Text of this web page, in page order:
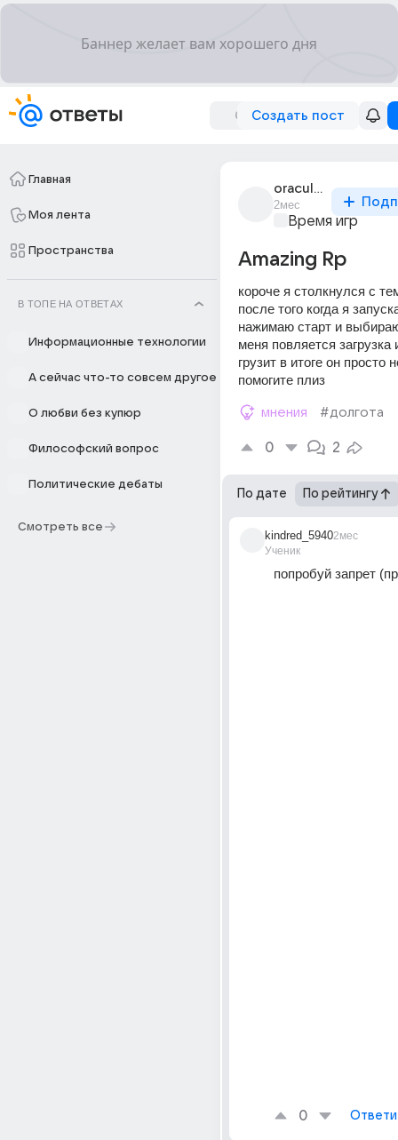
Создать пост
Главная
Моя лента
Пространства
В ТОПЕ НА ОТВЕТАХ
Информационные технологии
А сейчас что-то совсем другое
О любви без купюр
Философский вопрос
Политические дебаты
Смотреть все
oracular_2772
2мес
Время игр
Amazing Rp
короче я столкнулся с
после того когда я
нажимаю старт и
меня повляется загрузка
грузит в итоге он просто
помогите плиз
мнения #долгота
0 2
По дате По рейтингу
kindred_5940
Ученик
2мес
попробуй запрет
0